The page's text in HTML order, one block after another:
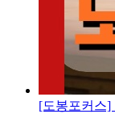
[도봉포커스]